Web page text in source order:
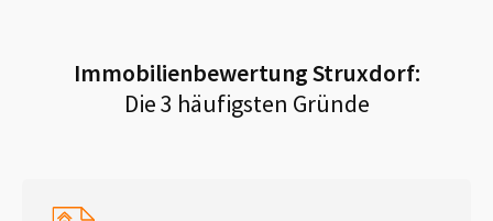
ImmobilienbewertungStruxdorf:
Die 3 häufigsten Gründe